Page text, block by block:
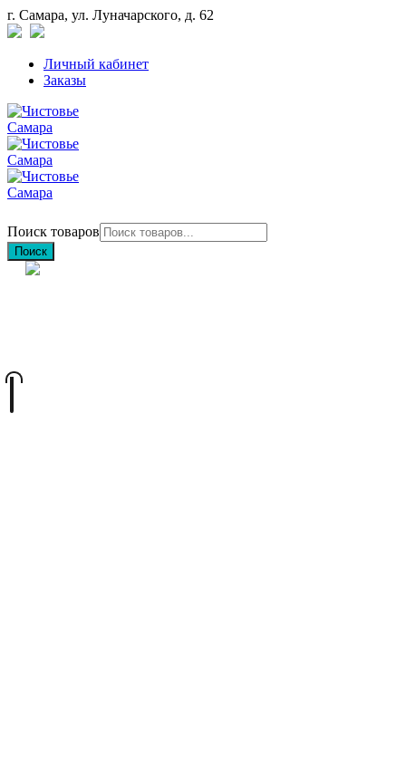
г. Самара, ул. Луначарского, д. 62
Личный кабинет
Заказы
Поиск товаров
Поиск